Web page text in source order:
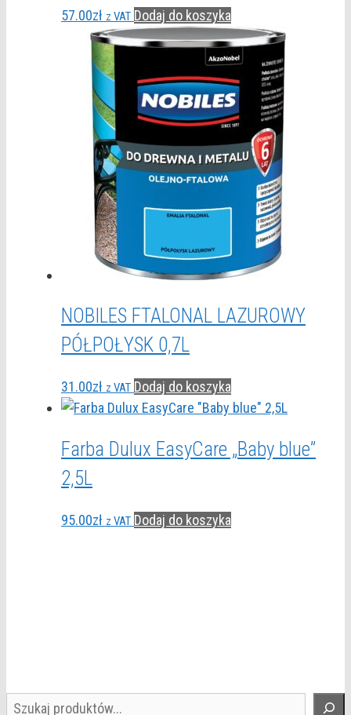
57.00zł z VAT Dodaj do koszyka
NOBILES FTALONAL LAZUROWY
PÓŁPOŁYSK 0,7L
31.00zł z VAT Dodaj do koszyka
Farba Dulux EasyCare „Baby blue”
2,5L
95.00zł z VAT Dodaj do koszyka
Szukaj